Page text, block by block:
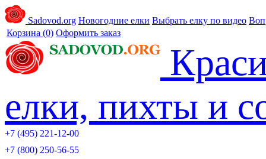
Sadovod.org Новогодние елки Выбрать елку по видео
Корзина (0) Оформить заказ
елки, пихты и
+7 (495) 221-12-00
+7 (800) 250-56-55